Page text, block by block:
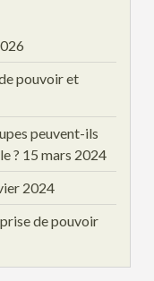
pouvoir et
peuvent-ils
? 15 mars 2024
2024
de pouvoir